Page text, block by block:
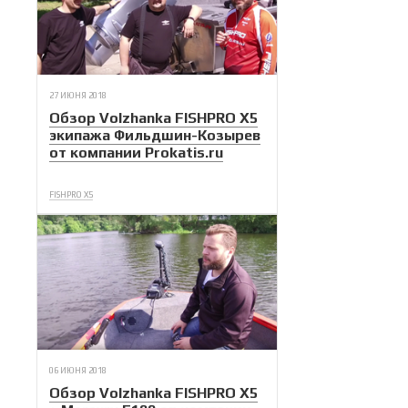
27 ИЮНЯ 2018
Обзор Volzhanka FISHPRO X5
экипажа Фильдшин-Козырев
от компании Prokatis.ru
FISHPRO X5
06 ИЮНЯ 2018
Обзор Volzhanka FISHPRO X5